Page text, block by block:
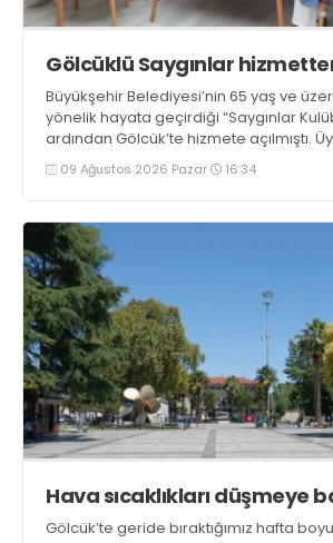
Gölcüklü Saygınlar
Büyükşehir Belediyesi’nin 65 yaş ve
yönelik hayata geçirdiği “Saygınlar
ardından Gölcük’te hizmete açılmıştı.
hizmetlerden memnuniyetlerini ifade etti
09 Ağustos 2026 Pazar 16:34
Hava sıcaklıkları düşmeye
Gölcük’te geride bıraktığımız hafta